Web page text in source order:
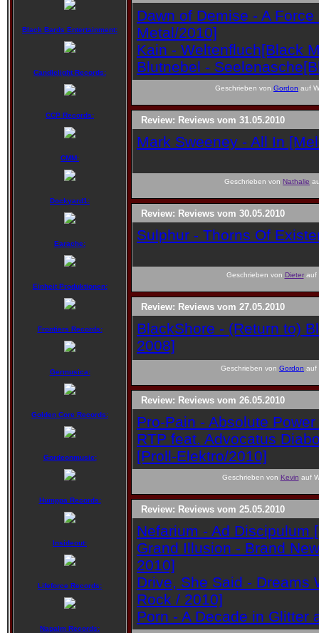
Black Bards Entertainment:
Candlelight Records:
CCP Records:
CMM:
Dockyard1:
Earache:
Einheit Produktionen:
Frontiers Records:
Germusica:
Golden Core Records:
Gordeonmusic:
Humppa Records:
Insideout:
Lifeforce Records:
Napalm Records:
Dawn of Demise - A
Metal/2010]
Kain - Weltenfluch[Black
Blutnebel -
Geschrieben von Gordon auf
Review: Reviews vom 31.05.2010
Mark Sweeney - All In
Geschrieben von Nathalie
Review: Reviews vom 30.05.2010
Sulphur - Thorns Of
Geschrieben von Dieterauf
Review: Reviews vom 27.05.2010
BlackShore - (Return to)
2008]
Geschrieben von Gordon auf
Review: Reviews vom 26.05.2010
Pro-Pain - Absolute
RTP feat. Advocatus
[Proll-Elektro/2010]
Geschrieben von Kevin auf
Review: Reviews vom 25.05.2010
Nefarium - Ad Discipulum
Grand Illusion - Brand
2010]
Drive, She Said - Dreams
Rock / 2010]
Porn - A Decade in Glitter